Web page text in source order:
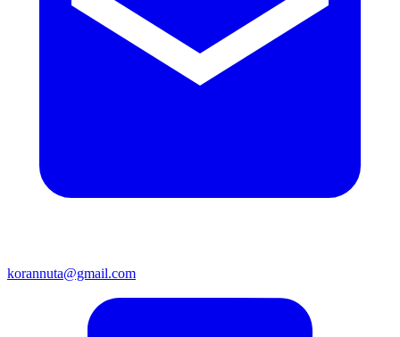
korannuta@gmail.com